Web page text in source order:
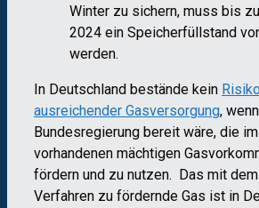
Winter zu sichern, muss bis
2024 ein Speicherfüllstand
werden.
In Deutschland bestände kein Risiko
ausreichender Gasversorgung,
Bundesregierung bereit wäre, die
vorhandenen mächtigen
fördern und zu nutzen. Das mit
Verfahren zu fördernde Gas ist in